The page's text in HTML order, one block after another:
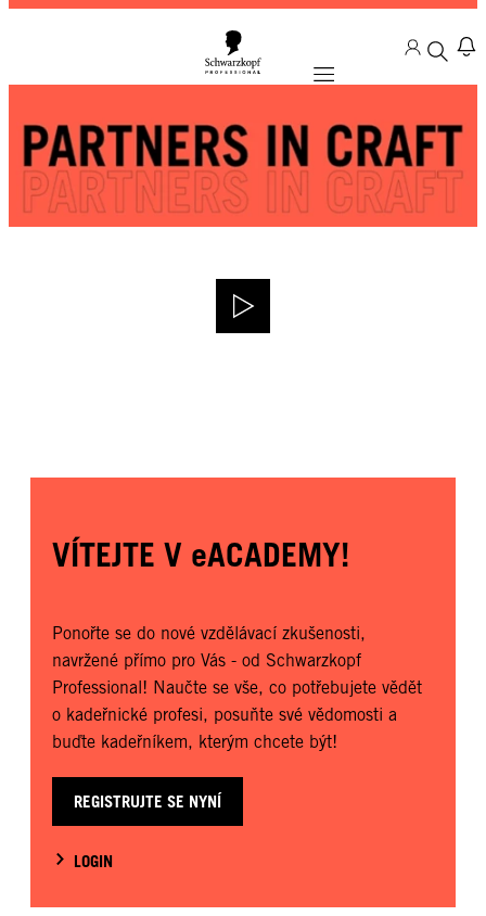
Mobile navigation
VÍTEJTE V eACADEMY!
Ponořte se do nové vzdělávací zkušenosti,
navržené přímo pro Vás - od Schwarzkopf
Professional! Naučte se vše, co potřebujete vědět
o kadeřnické profesi, posuňte své vědomosti a
buďte kadeřníkem, kterým chcete být!
REGISTRUJTE SE NYNÍ
LOGIN